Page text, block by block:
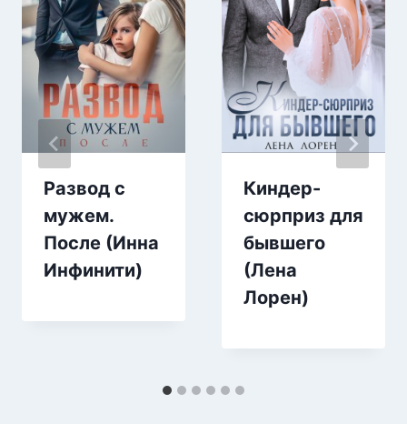
Развод с
мужем.
После (Инна
Инфинити)
Киндер-
сюрприз для
бывшего
(Лена
Лорен)